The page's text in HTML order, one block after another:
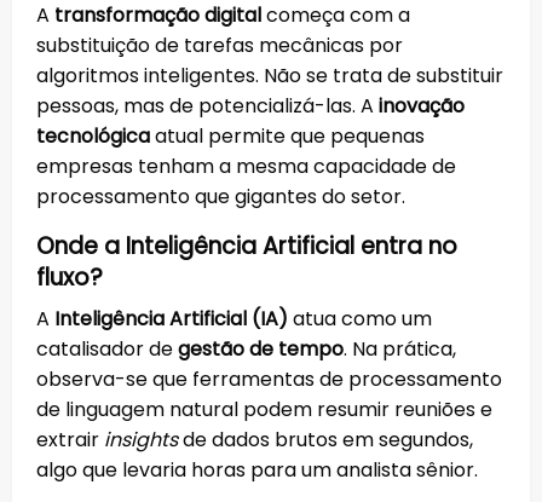
A transformação digitalcomeça com a
substituição de tarefas mecânicas por
algoritmos inteligentes. Não se trata de substituir
pessoas, mas de potencializá-las. A inovação
tecnológicaatual permite que pequenas
empresas tenham a mesma capacidade de
processamento que gigantes do setor.
Onde a Inteligência Artificial entra no
fluxo?
A Inteligência Artificial (IA) atua como um
catalisador degestão de tempo. Na prática,
observa-se que ferramentas de processamento
de linguagem natural podem resumir reuniões e
extrair insightsde dados brutos em segundos,
algo que levaria horas para um analista sênior.